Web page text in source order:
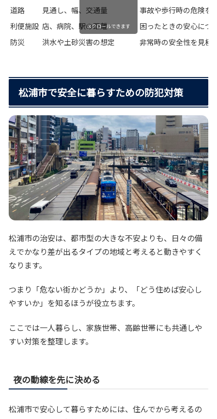
道路
見通し、幅、交通量
事故や歩行時の危険を
利便施設 店、病院、駅の距離
困ったときの安心につ
防災
洪水や土砂災害の想定 非常時の安全性を見極
スクロールできます
松浦市で安全に暮らすための防犯対策
松浦市の治安は、都市型の大きな不安よりも、日々の備
えでかなり差が出るタイプの地域と考えると動きやすく
なります。
つまり「危ない街かどうか」より、「どう住めば安心し
やすいか」を知るほうが役立ちます。
ここでは一人暮らし、家族世帯、高齢世帯にも共通しや
すい対策を整理します。
夜の動線を先に決める
松浦市で安心して暮らすためには、住んでから考えるの